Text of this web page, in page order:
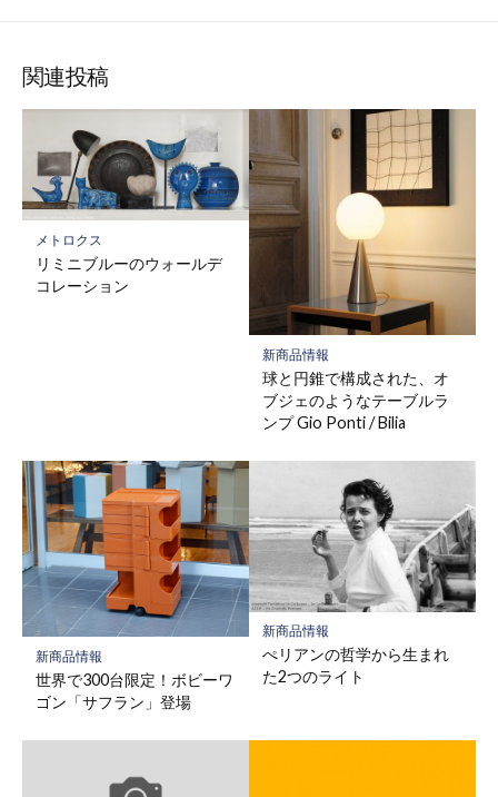
関連投稿
メトロクス
リミニブルーのウォールデ
コレーション
新商品情報
球と円錐で構成された、オ
ブジェのようなテーブルラ
ンプ Gio Ponti / Bilia
新商品情報
世界で300台限定！ボビーワ
ゴン「サフラン」登場
新商品情報
ぺリアンの哲学から生まれ
た2つのライト